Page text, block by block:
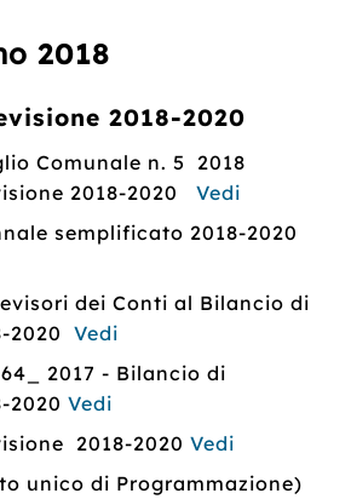
2018
2018-2020
Comunale n. 5 2018
2018-2020Vedi
semplificato 2018-2020
dei Conti al Bilancio di
2020Vedi
2017 - Bilancio di
2020Vedi
2018-2020Vedi
unico di Programmazione)